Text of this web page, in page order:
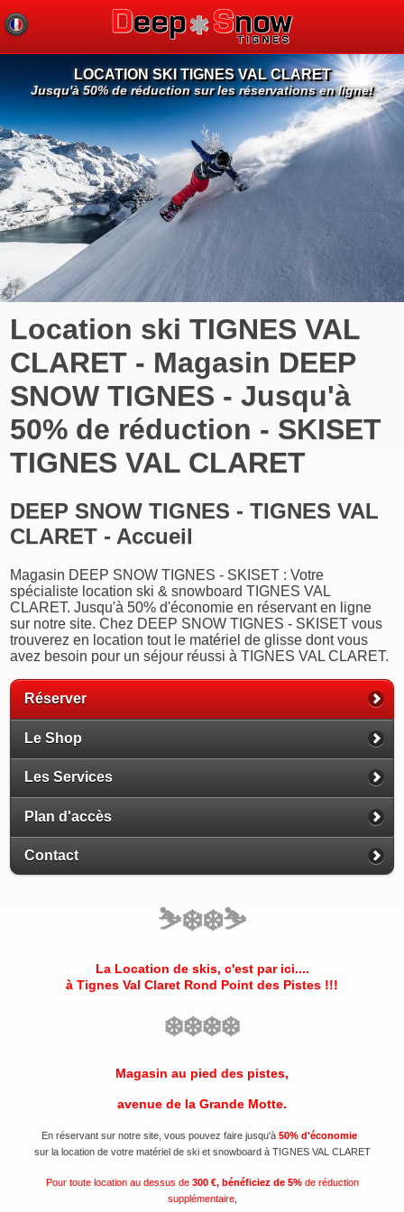
LOCATION SKI TIGNES VAL CLARET
Jusqu'à 50% de réduction sur les réservations en ligne!
Location ski TIGNES VAL
CLARET - Magasin DEEP
SNOW TIGNES - Jusqu'à
50% de réduction - SKISET
TIGNES VAL CLARET
DEEP SNOW TIGNES - TIGNES VAL
CLARET - Accueil
Magasin DEEP SNOW TIGNES - SKISET : Votre
spécialiste location ski & snowboard TIGNES VAL
CLARET. Jusqu'à 50% d'économie en réservant en ligne
sur notre site. Chez DEEP SNOW TIGNES - SKISET vous
trouverez en location tout le matériel de glisse dont vous
avez besoin pour un séjour réussi à TIGNES VAL CLARET.
Réserver
Le Shop
Les Services
Plan d'accès
Contact
⛷️❄️❄️⛷️
La Location de skis, c'est par ici....
à Tignes Val Claret Rond Point des Pistes !!!
❄️❄️❄️❄️
Magasin au pied des pistes,
avenue de la Grande Motte.
En réservant sur notre site, vous pouvez faire jusqu'à 50% d'économie
sur la location de votre matériel de ski et snowboard à TIGNES VAL CLARET
Pour toute location au dessus de 300 €, bénéficiez de 5%de réduction
supplémentaire,